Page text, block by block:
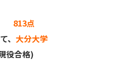
813点
、 大分大学
役合格)